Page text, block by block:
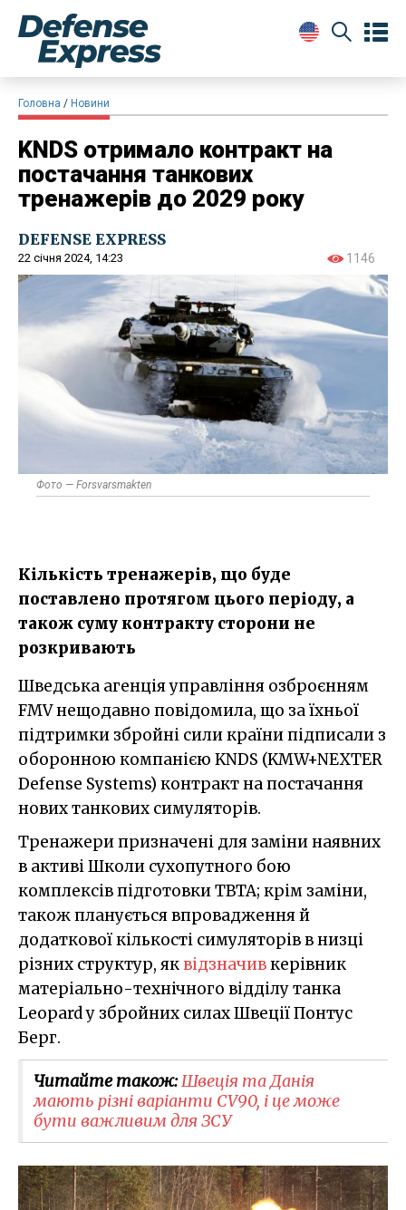
Головна Новини
KNDS отримало контракт на
постачання танкових
тренажерів до 2029 року
DEFENSE EXPRESS
22 січня 2024, 14:23 1146
Фото — Forsvarsmakten
Кількість тренажерів, що буде
поставлено протягом цього періоду, а
також суму контракту сторони не
розкривають
Шведська агенція управління озброєнням
FMV нещодавно повідомила, що за їхньої
підтримки збройні сили країни підписали з
оборонною компанією KNDS (KMW+NEXTER
Defense Systems) контракт на постачання
нових танкових симуляторів.
Тренажери призначені для заміни наявних
в активі Школи сухопутного бою
комплексів підготовки TBTA; крім заміни,
також планується впровадження й
додаткової кількості симуляторів в низці
різних структур, яквідзначивкерівник
матеріально-технічного відділу танка
Leopard у збройних силах Швеції Понтус
Берг.
Читайте також:Швеція та Данія
мають різні варіанти CV90, і це може
бути важливим для ЗСУ